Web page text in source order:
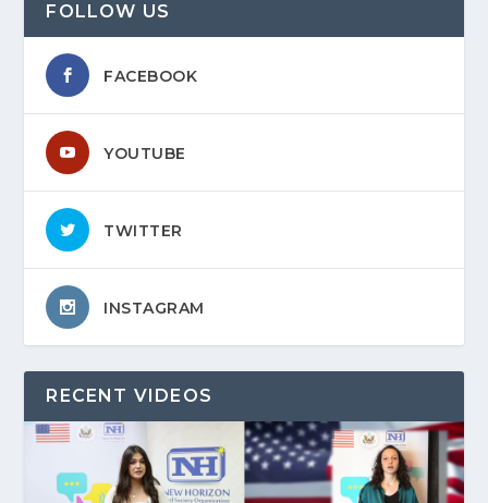
FOLLOW US
FACEBOOK
YOUTUBE
TWITTER
INSTAGRAM
RECENT VIDEOS